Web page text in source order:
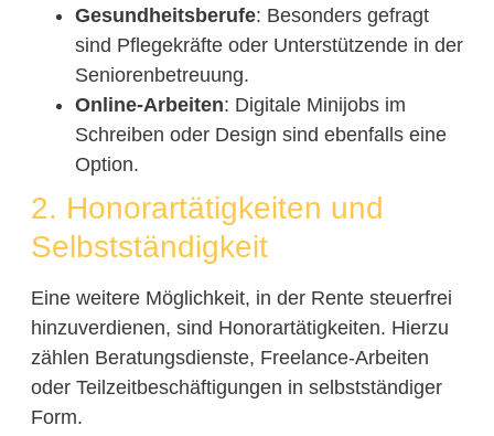
Gesundheitsberufe: Besonders gefragt
sind Pflegekräfte oder Unterstützende in der
Seniorenbetreuung.
Online-Arbeiten: Digitale Minijobs im
Schreiben oder Design sind ebenfalls eine
Option.
2. Honorartätigkeiten und
Selbstständigkeit
Eine weitere Möglichkeit, in der Rente steuerfrei
hinzuverdienen, sind Honorartätigkeiten. Hierzu
zählen Beratungsdienste, Freelance-Arbeiten
oder Teilzeitbeschäftigungen in selbstständiger
Form.